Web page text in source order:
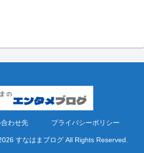
わせ先 プライバシーポリシー
すなはまブログ All Rights Reserved.